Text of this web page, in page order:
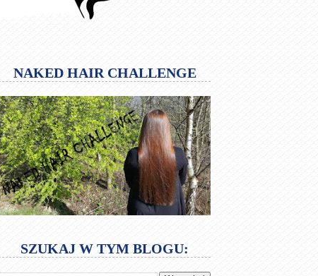
NAKED HAIR CHALLENGE
SZUKAJ W TYM BLOGU: